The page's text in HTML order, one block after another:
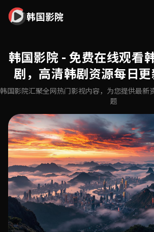
韩国影院
韩国影院 - 免费在线观看
剧，高清韩剧资源每日
韩国影院汇聚全网热门影视内容，为您提供最新
题